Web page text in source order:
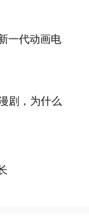
一代动画电
剧，为什么